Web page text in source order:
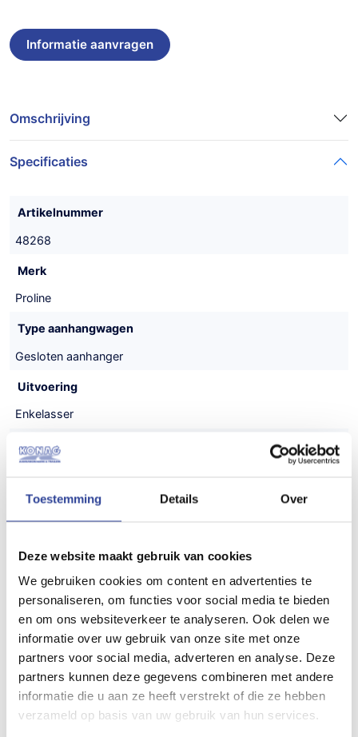
Toestemming Details Over
Deze website maakt gebruik van cookies
We gebruiken cookies om content en advertenties te
personaliseren, om functies voor social media te bieden
en om ons websiteverkeer te analyseren. Ook delen we
informatie over uw gebruik van onze site met onze
partners voor social media, adverteren en analyse. Deze
partners kunnen deze gegevens combineren met andere
informatie die u aan ze heeft verstrekt of die ze hebben
verzameld op basis van uw gebruik van hun services.
Omschrijving
Specificaties
Artikelnummer
48268
Merk
Proline
Type aanhangwagen
Gesloten aanhanger
Uitvoering
Enkelasser
Laadvloerhoogte
Maatvoering (inwendig)
Maatvoering (uitwendig)
400x175x240 cm (LxBxH)
Gewicht
355 kg
Draagvermogen (bruto)
750 kg